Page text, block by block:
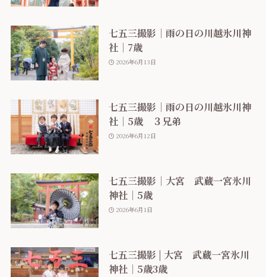
七五三撮影｜雨の日の川越氷川神
社｜7歳
2026年6月13日
七五三撮影｜雨の日の川越氷川神
社｜5歳 ３兄弟
2026年6月12日
七五三撮影｜大宮 武蔵一宮氷川
神社｜5歳
2026年6月1日
七五三撮影 | 大宮 武蔵一宮氷川
神社｜5歳3歳